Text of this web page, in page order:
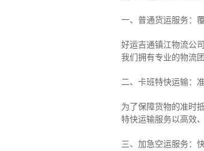
一、普通货运服务：
好运吉通镇江物流公
我们拥有专业的物流
二、卡班特快运输：
为了保障货物的准时
特快运输服务以高效
三、加急空运服务：